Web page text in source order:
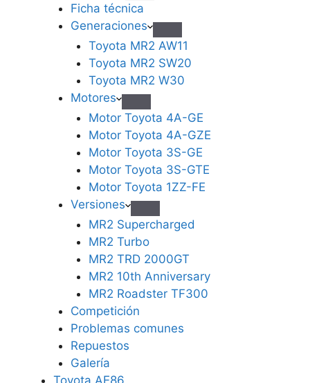
Ficha técnica
Generaciones
Toyota MR2 AW11
Toyota MR2 SW20
Toyota MR2 W30
Motores
Motor Toyota 4A-GE
Motor Toyota 4A-GZE
Motor Toyota 3S-GE
Motor Toyota 3S-GTE
Motor Toyota 1ZZ-FE
Versiones
MR2 Supercharged
MR2 Turbo
MR2 TRD 2000GT
MR2 10th Anniversary
MR2 Roadster TF300
Competición
Problemas comunes
Repuestos
Galería
Toyota AE86